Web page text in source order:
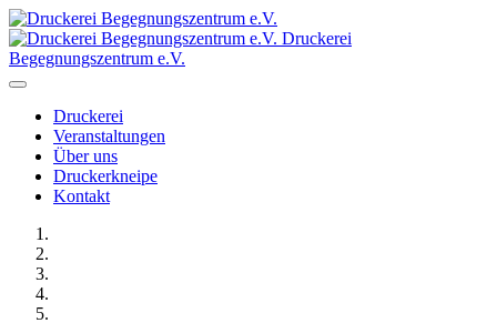
Druckerei
Begegnungszentrum e.V.
Druckerei
Veranstaltungen
Über uns
Druckerkneipe
Kontakt